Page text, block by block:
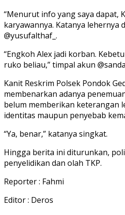
“Menurut info yang saya dapat,
karyawannya. Katanya lehernya
@yusufalthaf_.
“Engkoh Alex jadi korban.
ruko beliau,” timpal akun
Kanit Reskrim Polsek Pondok
membenarkan adanya
belum memberikan keterangan
identitas maupun penyebab
“Ya, benar,” katanya singkat.
Hingga berita ini diturunkan,
penyelidikan dan olah TKP.
Reporter : Fahmi
Editor : Deros